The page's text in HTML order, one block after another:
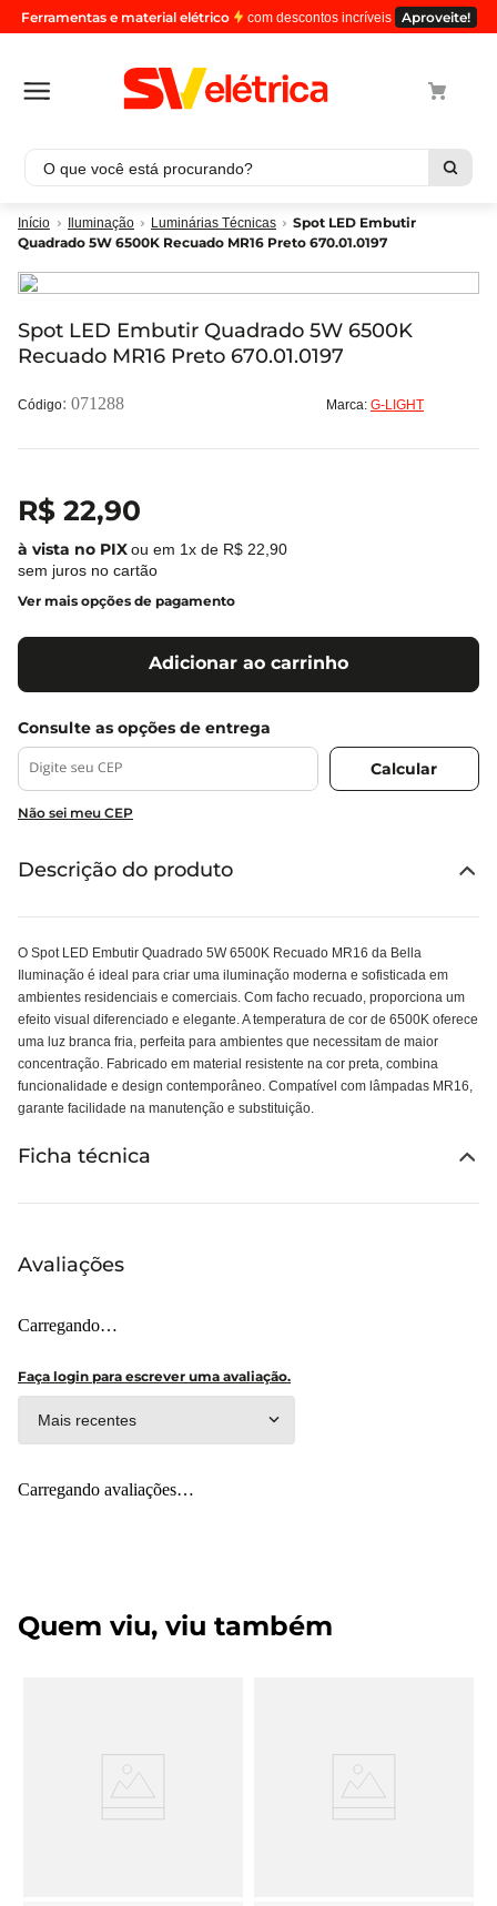
Ferramentas e material elétrico com descontos incríveis Aproveite!
O que você está procurando?
Iluminação Luminárias Técnicas
Spot LED Embutir
Quadrado 5W 6500K Recuado MR16 Preto 670.01.0197
Spot LED Embutir Quadrado 5W 6500K
Recuado MR16 Preto 670.01.0197
: 071288 Marca: G-LIGHT
R$ 22,90
ou em 1x de R$ 22 90
sem juros no cartão
Ver mais opções de pagamento
Adicionar ao carrinho
Não sei meu CEP
Descrição do produto
O Spot LED Embutir Quadrado 5W 6500K Recuado MR16 da Bella
Iluminação é ideal para criar uma iluminação moderna e sofisticada em
ambientes residenciais e comerciais. Com facho recuado, proporciona um
efeito visual diferenciado e elegante. A temperatura de cor de 6500K oferece
uma luz branca fria, perfeita para ambientes que necessitam de maior
concentração. Fabricado em material resistente na cor preta, combina
funcionalidade e design contemporâneo. Compatível com lâmpadas MR16,
garante facilidade na manutenção e substituição.
Ficha técnica
Avaliações
Carregando…
Faça login para escrever uma avaliação.
Mais recentes
Carregando avaliações…
Quem viu, viu também
Termos mais buscados
2º luminaria
3º tomada
4º cabo pp
4